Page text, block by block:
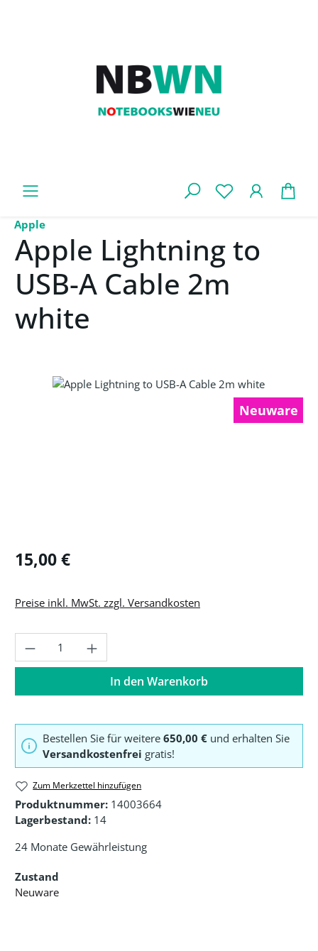
Apple
Apple Lightning to
USB-A Cable 2m
white
Bildergalerie überspringen
Neuware
Regulärer Preis:
15,00 €
Preise inkl. MwSt. zzgl. Versandkosten
Produkt Anzahl: Gib den gewünschten
In den Warenkorb
Bestellen Sie für weitere 650,00 € und erhalten Sie
Versandkostenfrei gratis!
Zum Merkzettel hinzufügen
Produktnummer: 14003664
Lagerbestand: 14
24 Monate Gewährleistung
Zustand
Neuware